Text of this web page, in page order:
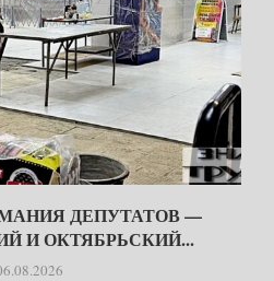
ДЕПУТАТОВ —
И ОКТЯБРЬСКИЙ...